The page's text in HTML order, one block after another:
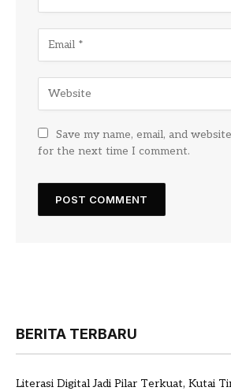
Save my name, email, and
for the next time I comment.
BERITA TERBARU
Literasi Digital Jadi Pilar Terkuat, Kutai